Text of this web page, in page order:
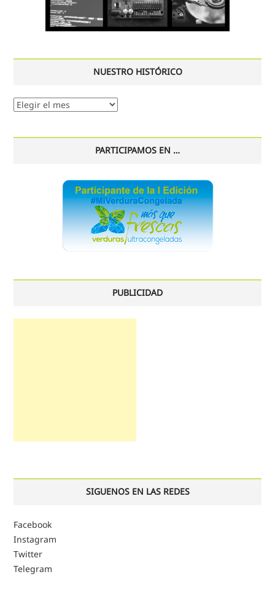
NUESTRO HISTÓRICO
Nuestro
PARTICIPAMOS EN …
PUBLICIDAD
SIGUENOS EN LAS REDES
Facebook
Instagram
Twitter
Telegram